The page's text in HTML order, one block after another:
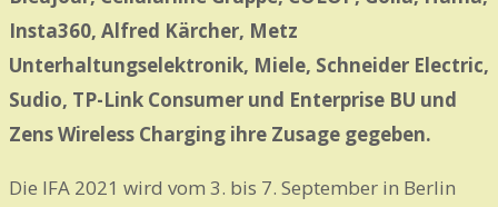
Insta360, Alfred Kärcher, Metz
Unterhaltungselektronik, Miele, Schneider Electric,
Sudio, TP-Link Consumer und Enterprise BU und
Zens Wireless Charging ihre Zusage gegeben.
Die IFA 2021 wird vom 3. bis 7. September in Berlin